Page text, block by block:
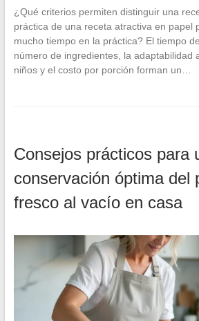
¿Qué criterios permiten distinguir una
práctica de una receta atractiva en papel
mucho tiempo en la práctica? El tiempo
número de ingredientes, la adaptabilidad
niños y el costo por porción forman un…
Consejos prácticos para
conservación óptima del
fresco al vacío en casa